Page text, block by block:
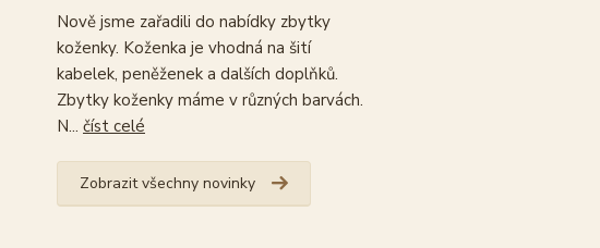
Nově jsme zařadili do nabídky zbytky
koženky. Koženka je vhodná na šití
kabelek, peněženek a dalších doplňků.
Zbytky koženky máme v různých barvách.
N... číst celé
Zobrazit všechny novinky